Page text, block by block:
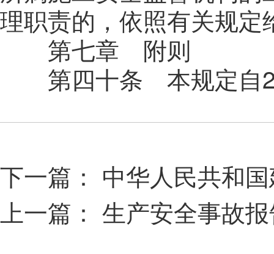
理职责的，依照有关规定
第七章 附则
第四十条 本规定自
下一篇： 中华人民共和
上一篇： 生产安全事故